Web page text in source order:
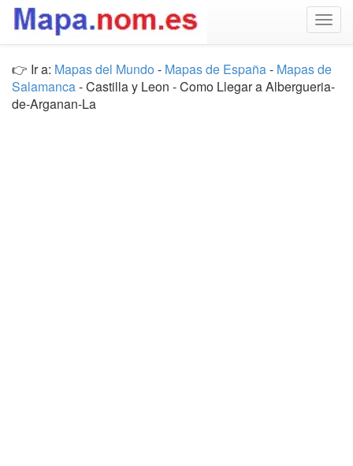
👉 Ir a: Mapas del Mundo - Mapas de España- Mapas de
Salamanca- Castilla y Leon - Como Llegar a Albergueria-
de-Arganan-La